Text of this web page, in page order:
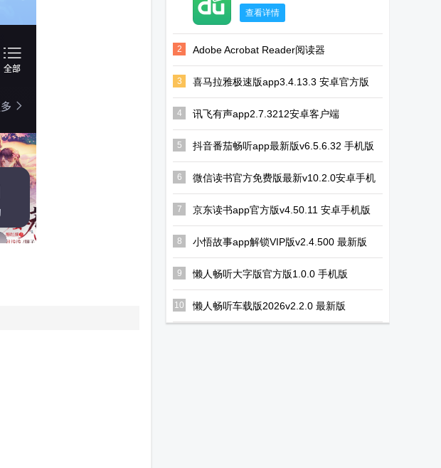
查看详情
2
Adobe Acrobat Reader阅读器
v26.2.0.43379 最新手机版
3 喜马拉雅极速版app3.4.13.3 安卓官方版
4 讯飞有声app2.7.3212安卓客户端
5 抖音番茄畅听app最新版v6.5.6.32 手机版
6
微信读书官方免费版最新v10.2.0安卓手机
版
7 京东读书app官方版v4.50.11 安卓手机版
8 小悟故事app解锁VIP版v2.4.500 最新版
9 懒人畅听大字版官方版1.0.0 手机版
10 懒人畅听车载版2026v2.2.0 最新版